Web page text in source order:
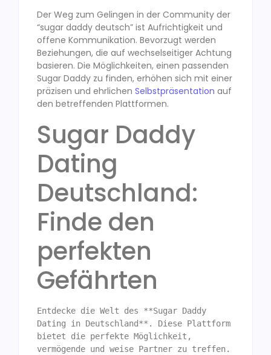
Der Weg zum Gelingen in der Community der
“sugar daddy deutsch” ist Aufrichtigkeit und
offene Kommunikation. Bevorzugt werden
Beziehungen, die auf wechselseitiger Achtung
basieren. Die Möglichkeiten, einen passenden
Sugar Daddy zu finden, erhöhen sich mit einer
präzisen und ehrlichen Selbstpräsentation auf
den betreffenden Plattformen.
Sugar Daddy
Dating
Deutschland:
Finde den
perfekten
Gefährten
Entdecke die Welt des **Sugar Daddy
Dating in Deutschland**. Diese Plattform
bietet die perfekte Möglichkeit,
vermögende und weise Partner zu treffen.